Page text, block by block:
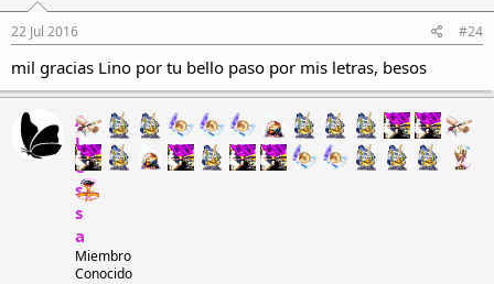
22 Jul 2016 #24
mil gracias Lino por tu bello paso por mis letras, besos
A
l
e
s
s
a
Miembro
Conocido